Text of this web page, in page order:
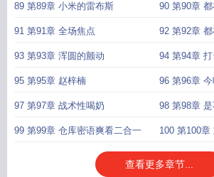
89 第89章 小米的雷布斯 90 第90章
91 第91章 全场焦点 92 第92章
93 第93章 浑圆的颤动 94 第94章
95 第95章 赵梓楠 96 第96章
97 第97章 战术性喝奶 98 第98章
99 第99章 仓库密语爽看二合一 100 第100章
查看更多章节...